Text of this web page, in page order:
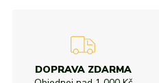
DOPRAVA ZDARMA